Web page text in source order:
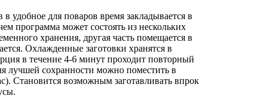
удобное для поваров время закладывается в
программа может состоять из нескольких
хранения, другая часть помещается в
Охлажденные заготовки хранятся в
в течение 4-6 минут проходит повторный
лучшей сохранности можно поместить в
Становится возможным заготавливать впрок